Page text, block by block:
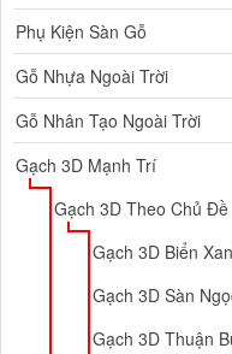
Phụ Kiện Sàn Gỗ
Gỗ Nhựa Ngoài Trời
Gỗ Nhân Tạo Ngoài Trời
Gạch 3D Mạnh Trí
Gạch 3D Theo Chủ Đề
Gạch 3D Biển
Gạch 3D Sàn
Gạch 3D Thuận